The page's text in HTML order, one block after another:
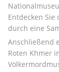
Entdecken Sie
durch eine
Anschließend
Roten Khmer